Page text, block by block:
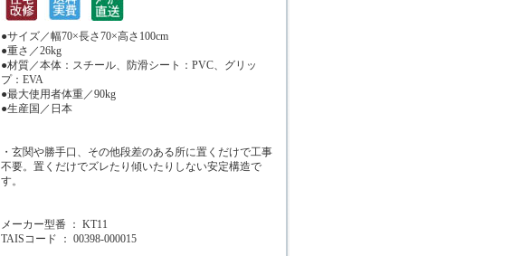
●サイズ／幅70×長さ70×高さ100cm
●重さ／26kg
●材質／本体：スチール、防滑シート：PVC、グリッ
プ：EVA
●最大使用者体重／90kg
●生産国／日本
・玄関や勝手口、その他段差のある所に置くだけで工事
不要。置くだけでズレたり傾いたりしない安定構造で
す。
メーカー型番 ： KT11
TAISコード ： 00398-000015